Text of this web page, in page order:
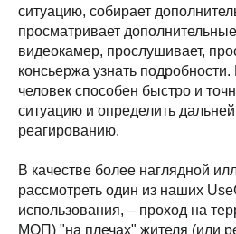
ситуацию, собирает
просматривает
видеокамер, прослушивает,
консьержа узнать
человек способен быстро и
ситуацию и определить
реагированию.
В качестве более наглядной
рассмотреть один из наших
использования, – проход на
МОП) "на плечах" жителя (или